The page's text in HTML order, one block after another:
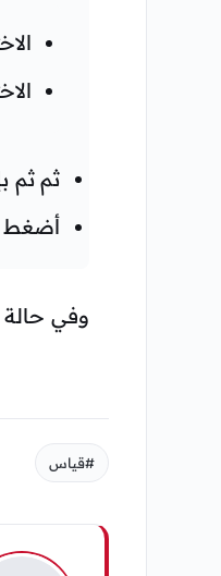
ثم ثم
أضغط
وفي
#قياس